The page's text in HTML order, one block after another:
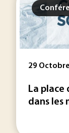
29
La place
dans les